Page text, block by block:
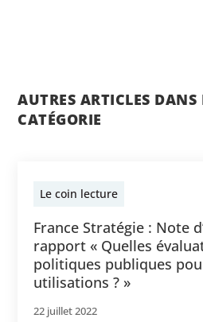
AUTRES ARTICLES DANS
CATÉGORIE
Le coin lecture
France Stratégie : Note
rapport « Quelles
politiques publiques
utilisations ? »
22 juillet 2022